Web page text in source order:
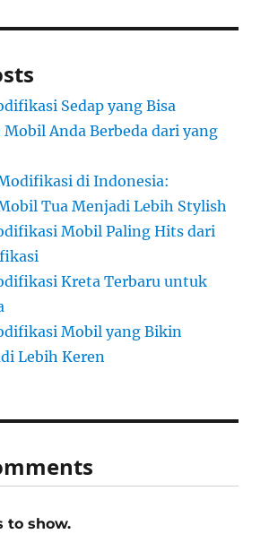
Sedap yang Bisa
Anda Berbeda dari yang
di Indonesia:
Tua Menjadi Lebih Stylish
Mobil Paling Hits dari
Kreta Terbaru untuk
Mobil yang Bikin
Lebih Keren
to show.